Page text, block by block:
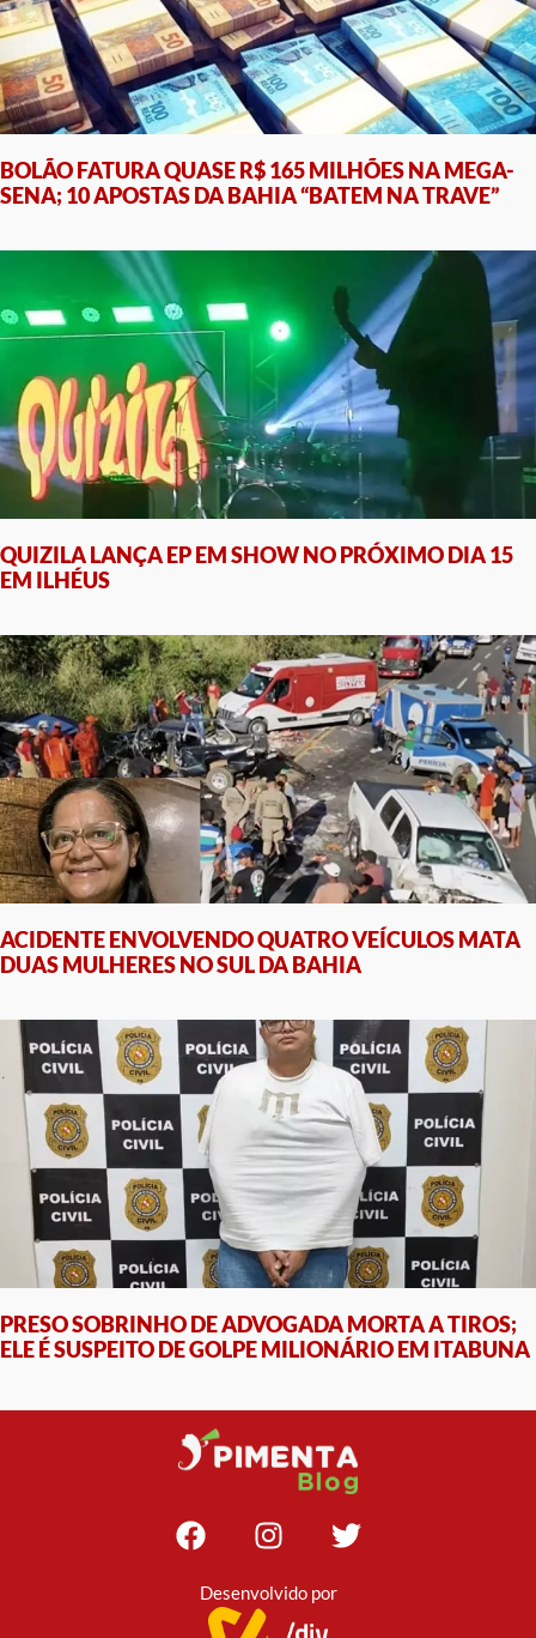
BOLÃO FATURA QUASE R$ 165 MILHÕES NA MEGA-
SENA; 10 APOSTAS DA BAHIA “BATEM NA TRAVE”
QUIZILA LANÇA EP EM SHOW NO PRÓXIMO DIA 15
EM ILHÉUS
ACIDENTE ENVOLVENDO QUATRO VEÍCULOS MATA
DUAS MULHERES NO SUL DA BAHIA
PRESO SOBRINHO DE ADVOGADA MORTA A TIROS;
ELE É SUSPEITO DE GOLPE MILIONÁRIO EM ITABUNA
Desenvolvido por